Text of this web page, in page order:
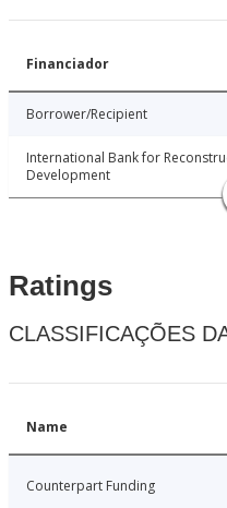
Financiador
Borrower/Recipient
International Bank for
Development
Ratings
CLASSIFICAÇÕES
Name
Counterpart Funding